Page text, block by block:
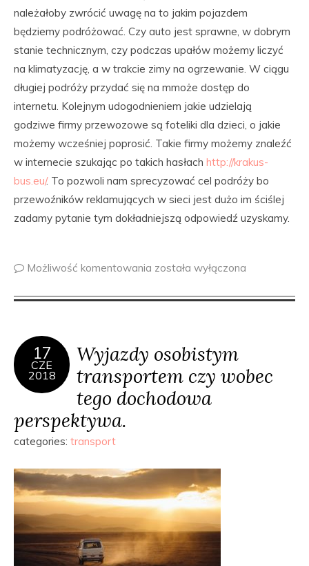
należałoby zwrócić uwagę na to jakim pojazdem
będziemy podróżować. Czy auto jest sprawne, w dobrym
stanie technicznym, czy podczas upałów możemy liczyć
na klimatyzację, a w trakcie zimy na ogrzewanie. W ciągu
długiej podróży przydać się na mmoże dostęp do
internetu. Kolejnym udogodnieniem jakie udzielają
godziwe firmy przewozowe są foteliki dla dzieci, o jakie
możemy wcześniej poprosić. Takie firmy możemy znaleźć
w internecie szukając po takich hasłach http://krakus-
bus.eu/. To pozwoli nam sprecyzować cel podróży bo
przewoźników reklamujących w sieci jest dużo im ściślej
zadamy pytanie tym dokładniejszą odpowiedź uzyskamy.
Możliwość komentowania została wyłączona
17
CZE
2018
Wyjazdy osobistym
transportem czy wobec
tego dochodowa
perspektywa.
categories: transport